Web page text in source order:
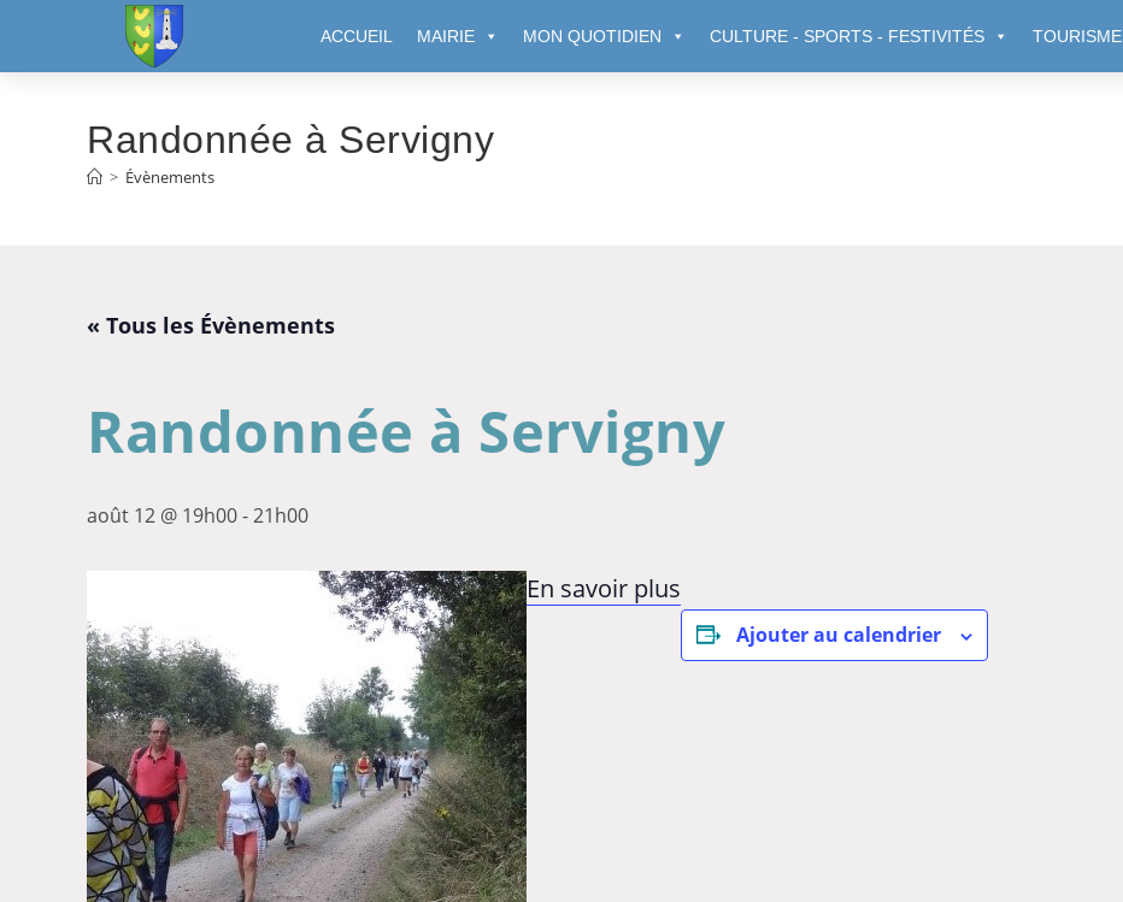
ACCUEIL MAIRIE MON QUOTIDIEN CULTURE - SPORTS - FESTIVITÉS TOURISME
Randonnée à Servigny
> Évènements
« Tous les Évènements
Randonnée à Servigny
août 12 @ 19h00-21h00
En savoir plus
Ajouter au calendrier
Cookies management panel